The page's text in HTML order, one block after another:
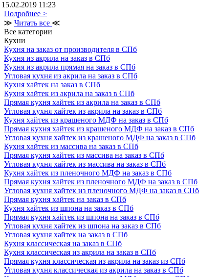
15.02.2019 11:23
Подробнее >
≫ Читать все ≪
Все категории
Кухни
Кухня на заказ от производителя в СПб
Кухня из акрила на заказ в СПб
Кухня из акрила прямая на заказ в СПб
Угловая кухня из акрила на заказ в СПб
Кухня хайтек на заказ в СПб
Кухня хайтек из акрила на заказ в СПб
Прямая кухня хайтек из акрила на заказ в СПб
Угловая кухня хайтек из акрила на заказ в СПб
Кухня хайтек из крашеного МДФ на заказ в СПб
Прямая кухня хайтек из крашеного МДФ на заказ в СПб
Угловая кухня хайтек из крашеного МДФ на заказ в СПб
Кухня хайтек из массива на заказ в СПб
Прямая кухня хайтек из массива на заказ в СПб
Угловая кухня хайтек из массива на заказ в СПб
Кухня хайтек из пленочного МДФ на заказ в СПб
Прямая кухня хайтек из пленочного МДФ на заказ в СПб
Угловая кухня хайтек из пленочного МДФ на заказ в СПб
Прямая кухня хайтек на заказ в СПб
Кухня хайтек из шпона на заказ в СПб
Прямая кухня хайтек из шпона на заказ в СПб
Угловая кухня хайтек из шпона на заказ в СПб
Угловая кухня хайтек на заказ в СПб
Кухня классическая на заказ в СПб
Кухня классическая из акрила на заказ в СПб
Прямая кухня классическая из акрила на заказ из СПб
Угловая кухня классическая из акрила на заказ в СПб